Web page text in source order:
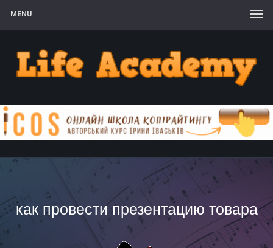
MENU
как провести презентацию товара